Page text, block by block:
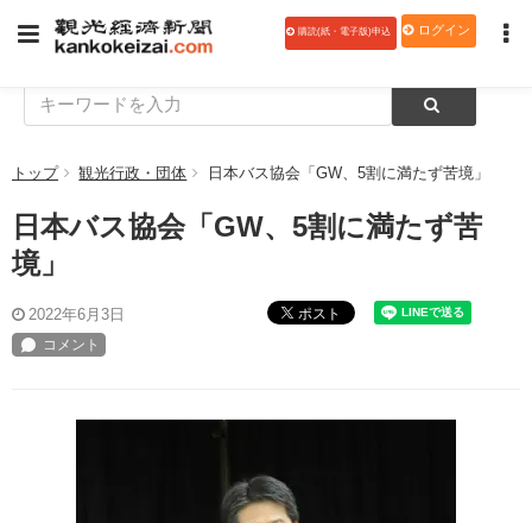
購読(紙・電子版)申込 ログイン
トップ 観光行政・団体 日本バス協会「GW、5割に満たず苦境」
日本バス協会「GW、5割に満たず苦
境」
2022年6月3日 ポスト